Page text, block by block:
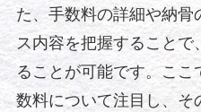
た、手数料の詳細や納
ス内容を把握することで
ることが可能です。ここ
数料について注目し、そ